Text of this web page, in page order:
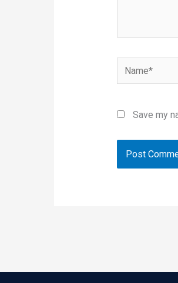
Name*
Save my